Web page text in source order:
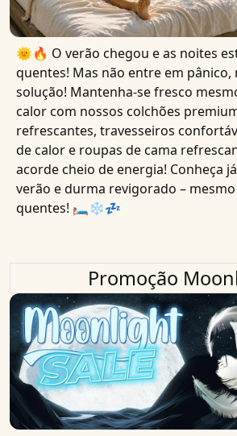
🌞🔥 O verão chegou e as noites
quentes! Mas não entre em pânico,
solução! Mantenha-se fresco
calor com nossos colchões
refrescantes, travesseiros
de calor e roupas de cama
acorde cheio de energia! Conheça
verão e durma revigorado –
quentes! 🛏❄️💤
Promoção